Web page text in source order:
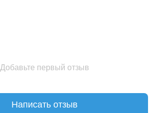
Добавьте первый отзыв
Написать отзыв